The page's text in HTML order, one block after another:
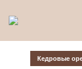
Кедровые